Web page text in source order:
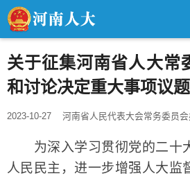
关于征集河南省人大常
和讨论决定重大事项议
2023-10-27 河南省人民代表大会常务委员
为深入学习贯彻党的二十
人民民主，进一步增强人大监